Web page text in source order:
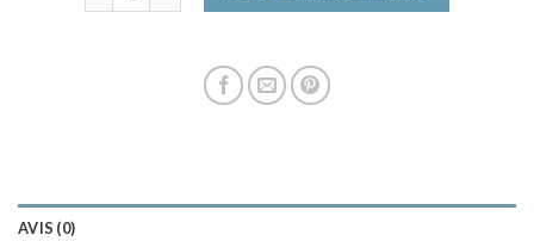
AVIS (0)